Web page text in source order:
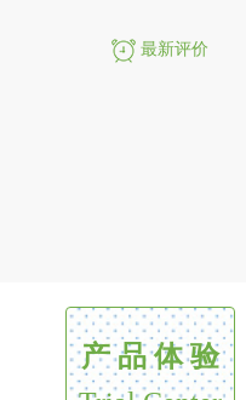
最新评价
产 品 体 验